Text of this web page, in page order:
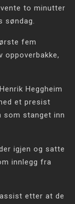
to minutter
søndag.
fem
oppoverbakke,
Heggheim
et presist
som stanget inn
igjen og satte
innlegg fra
etter at de